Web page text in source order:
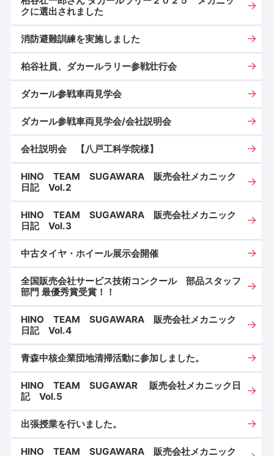
クに選出されました
消防避難訓練を実施しました
柏谷社員、ダカールラリー参戦壮行会
ダカール参戦車両見学会
ダカール参戦車両見学会/会社説明会
会社説明会 【八戸工科学院様】
HINO TEAM SUGAWARA 販売会社メカニック
日記 Vol.2
HINO TEAM SUGAWARA 販売会社メカニック
日記 Vol.3
中古タイヤ・ホイール展示会開催
全国販売会社サービス技術コンクール 部品スタッフ
部門 最優秀賞受賞！！
HINO TEAM SUGAWARA 販売会社メカニック
日記 Vol.4
青森中核企業団地清掃活動に参加しました。
HINO TEAM SUGAWAR 販売会社メカニック日
記 Vol.5
出張授業を行いました。
HINO TEAM SUGAWARA 販売会社メカニック